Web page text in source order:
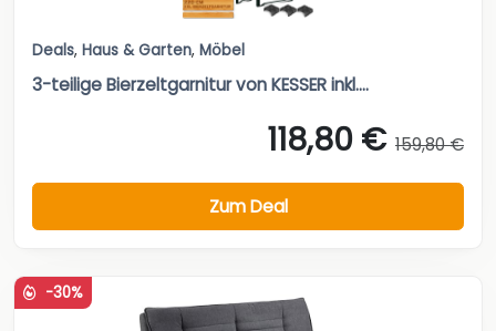
Deals, Haus & Garten, Möbel
3-teilige Bierzeltgarnitur von KESSER inkl....
118,80 € 159,80 €
Zum Deal
-30%